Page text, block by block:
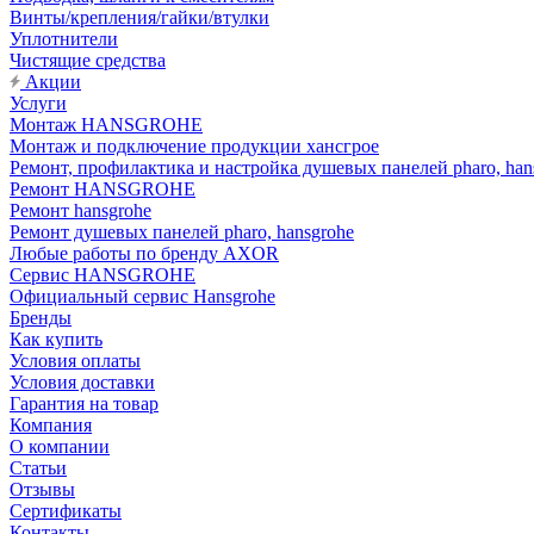
Винты/крепления/гайки/втулки
Уплотнители
Чистящие средства
Акции
Услуги
Монтаж HANSGROHE
Монтаж и подключение продукции хансгрое
Ремонт, профилактика и настройка душевых панелей pharo,
Ремонт HANSGROHE
Ремонт hansgrohe
Ремонт душевых панелей pharo, hansgrohe
Любые работы по бренду AXOR
Сервис HANSGROHE
Официальный сервис Hansgrohe
Бренды
Как купить
Условия оплаты
Условия доставки
Гарантия на товар
Компания
О компании
Статьи
Отзывы
Сертификаты